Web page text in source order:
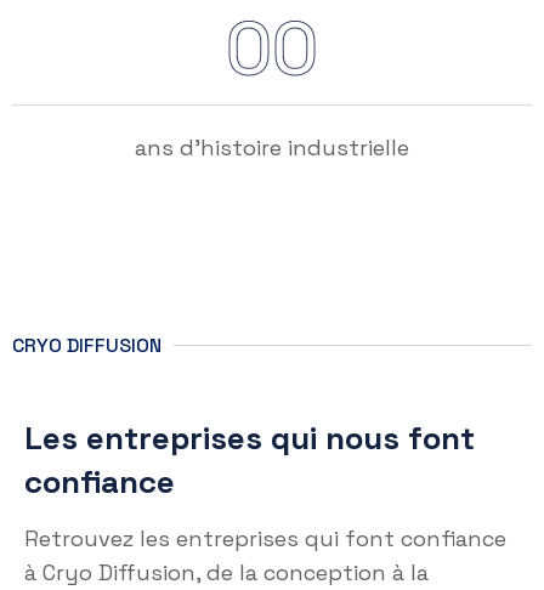
00
ans d’histoire industrielle
CRYO DIFFUSION
Les entreprises qui nous font
confiance
Retrouvez les entreprises qui font confiance
à Cryo Diffusion, de la conception à la